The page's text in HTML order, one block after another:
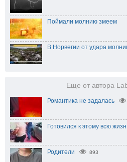
Поймали молнию змеем
В Норвегии от удара
Еще от автора
Романтика не задалась
Готовился к этому всю
Родители 893